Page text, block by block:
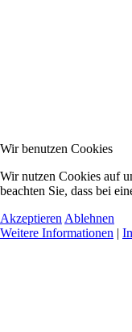
Wir benutzen Cookies
Wir nutzen Cookies auf
beachten Sie, dass bei
Akzeptieren Ablehnen
Weitere Informationen |